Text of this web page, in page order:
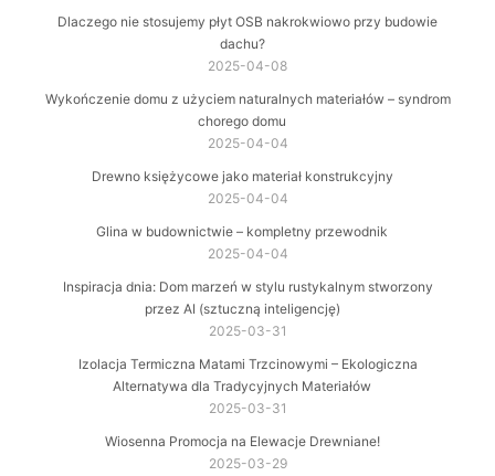
Dlaczego nie stosujemy płyt OSB nakrokwiowo przy budowie
dachu?
2025-04-08
Wykończenie domu z użyciem naturalnych materiałów – syndrom
chorego domu
2025-04-04
Drewno księżycowe jako materiał konstrukcyjny
2025-04-04
Glina w budownictwie – kompletny przewodnik
2025-04-04
Inspiracja dnia: Dom marzeń w stylu rustykalnym stworzony
przez AI (sztuczną inteligencję)
2025-03-31
Izolacja Termiczna Matami Trzcinowymi – Ekologiczna
Alternatywa dla Tradycyjnych Materiałów
2025-03-31
Wiosenna Promocja na Elewacje Drewniane!
2025-03-29